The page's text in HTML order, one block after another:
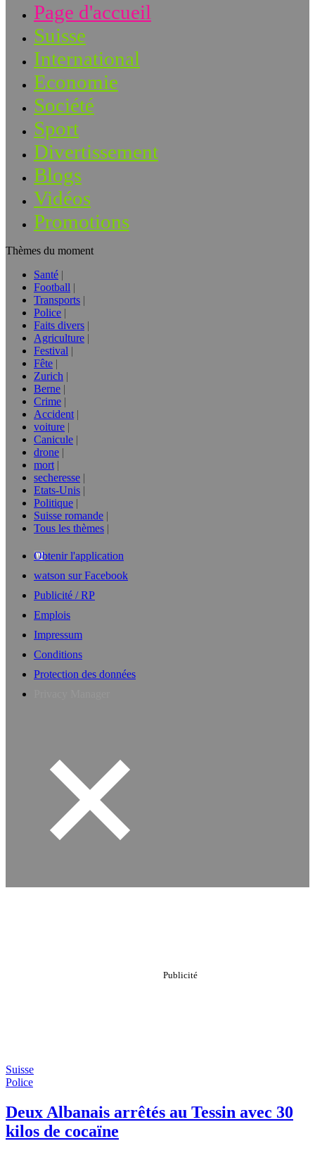
Page d'accueil
Suisse
International
Economie
Société
Sport
Divertissement
Blogs
Vidéos
Promotions
Thèmes du moment
Santé
Football
Transports
Police
Faits divers
Agriculture
Festival
Fête
Zurich
Berne
Crime
Accident
voiture
Canicule
drone
mort
secheresse
Etats-Unis
Politique
Suisse romande
Tous les thèmes
Obtenir l'application
watson sur Facebook
Publicité / RP
Emplois
Impressum
Conditions
Protection des données
Suisse
Police
Deux Albanais arrêtés au Tessin avec 30
kilos de cocaïne